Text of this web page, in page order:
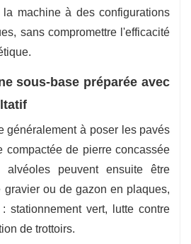
la machine à des configurations
sans compromettre l'efficacité
sous-base préparée avec
généralement à poser les pavés
compactée de pierre concassée
peuvent ensuite être
gravier ou de gazon en plaques,
stationnement vert, lutte contre
de trottoirs.